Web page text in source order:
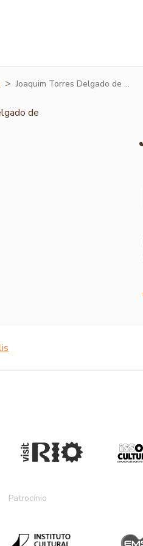
Joaquim Torres Delgado de …
Patrocínio